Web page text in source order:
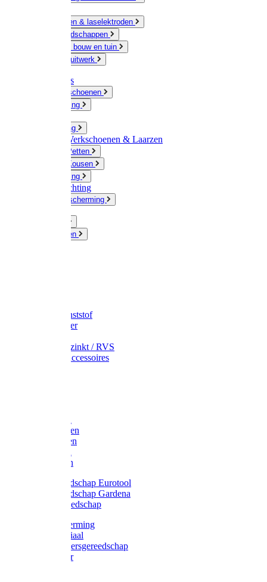
Slijpschijven & laselektroden
Handgereedschappen
IJzerwaren bouw en tuin
Hang en sluitwerk
Disposables
Werkhandschoenen
Regenkleding
Werkkleding
Wandel-/ Werkschoenen & Laarzen
Hoeden / Petten
Sokken / Kousen
Winterkleding
Winkelinrichting
Gelaatsbescherming
Knaagdieren
Emmer kunststof
Schepemmer
Emmer verzinkt / RVS
Regenton accessoires
Gazonharken
Asfaltharken
Hooiharken
Handgereedschap Eurotool
Handgereedschap Gardena
Kindergereedschap
Kniebescherming
Afzetmateriaal
Stratenmakersgereedschap
Straathamer